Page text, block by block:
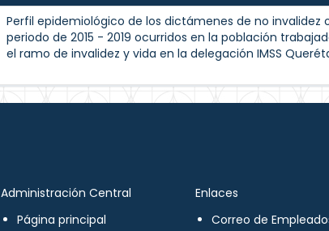
Perfil epidemiológico de los dictámenes de no invalidez
periodo de 2015 - 2019 ocurridos en la población
el ramo de invalidez y vida en la delegación IMSS
Administración Central
Página principal
Enlaces
Correo de